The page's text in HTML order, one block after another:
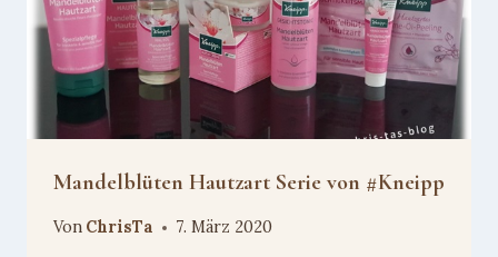
Mandelblüten Hautzart Serie von #Kneipp
Von ChrisTa 7. März 2020